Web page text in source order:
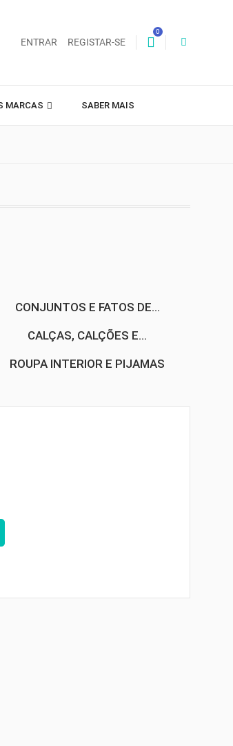
ENTRAR REGISTAR-SE
0
MARCAS SABER MAIS
CONJUNTOS E FATOS DE...
CALÇAS, CALÇÕES E...
ROUPA INTERIOR E PIJAMAS